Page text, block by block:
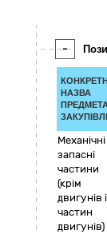
-
НАЗВА
ЗАКУПІВЛІ
Механічні
запасні
частини
(крім
двигунів і
частин
двигунів)